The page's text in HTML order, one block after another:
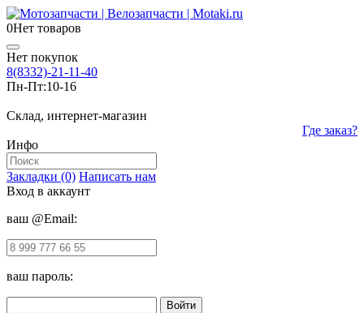
0Нет товаров
Нет покупок
8(8332)-21-11-40
Пн-Пт:10-16
Склад, интернет-магазин
Где заказ?
Инфо
Закладки (0) Написать нам
Вход в аккаунт
ваш @Email:
ваш пароль: